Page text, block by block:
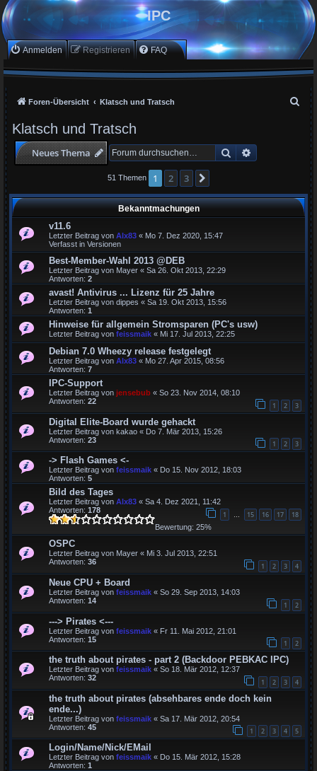
IPC
Anmelden Registrieren FAQ
Foren-Übersicht Klatsch und Tratsch
Klatsch und Tratsch
Neues Thema Suche Erweiterte
51 Themen 1 2 3
Bekanntmachungen
v11.6
Letzter Beitrag von Alx83 « Mo 7. Dez 2020, 15:47
Verfasst in Versionen
Best-Member-Wahl 2013 @DEB
Letzter Beitrag von Mayer « Sa 26. Okt 2013, 22:29
Antworten: 2
avast! Antivirus ... Lizenz für 25 Jahre
Letzter Beitrag von dippes « Sa 19. Okt 2013, 15:56
Antworten: 1
Hinweise für allgemein Stromsparen (PC's usw)
Letzter Beitrag von feissmaik « Mi 17. Jul 2013, 22:25
Debian 7.0 Wheezy release festgelegt
Letzter Beitrag von Alx83 « Mo 27. Apr 2015, 08:56
Antworten: 7
IPC-Support
Letzter Beitrag von jensebub « So 23. Nov 2014, 08:10
Antworten: 22 1 2 3
Digital Elite-Board wurde gehackt
Letzter Beitrag von kakao « Do 7. Mär 2013, 15:26
Antworten: 23 1 2 3
-> Flash Games <-
Letzter Beitrag von feissmaik « Do 15. Nov 2012, 18:03
Antworten: 5
Bild des Tages
Letzter Beitrag von Alx83 « Sa 4. Dez 2021, 11:42
Antworten: 178 1 … 15 16 17 18
Bewertung: 25%
OSPC
Letzter Beitrag von Mayer « Mi 3. Jul 2013, 22:51
Antworten: 36 1 2 3 4
Neue CPU + Board
Letzter Beitrag von feissmaik « So 29. Sep 2013, 14:03
Antworten: 14 1 2
---> Pirates <---
Letzter Beitrag von feissmaik « Fr 11. Mai 2012, 21:01
Antworten: 15 1 2
the truth about pirates - part 2 (Backdoor PEBKAC IPC)
Letzter Beitrag von feissmaik « So 18. Mär 2012, 12:37
Antworten: 32 1 2 3 4
the truth about pirates (absehbares ende doch kein
ende...)
Letzter Beitrag von feissmaik « Sa 17. Mär 2012, 20:54
Antworten: 45 1 2 3 4 5
Login/Name/Nick/EMail
Letzter Beitrag von feissmaik « Do 15. Mär 2012, 15:28
Antworten: 1